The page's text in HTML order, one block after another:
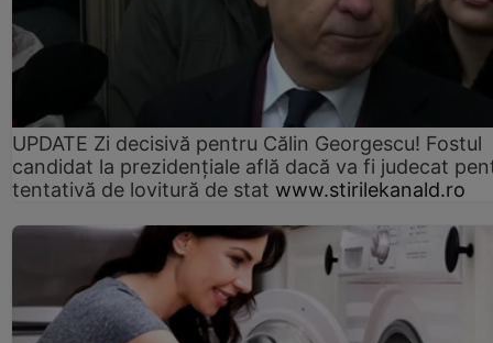
UPDATE Zi decisivă pentru Călin Georgescu! Fostul
candidat la prezidențiale află dacă va fi judecat
tentativă de lovitură de stat www.stirilekanald.ro